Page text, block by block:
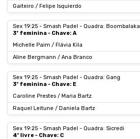
Gaiteiro / Felipe Isquierdo
Sex 19:25 - Smash Padel - Quadra: Boombalaka
3ª feminina - Chave: A
Michelle Paim / Flávia Kila
Aline Bergmann / Ana Branco
Sex 19:25 - Smash Padel - Quadra: Gang
3ª feminina - Chave: E
Caroline Prestes / Maria Bartz
Raquel Leitune / Daniela Bartz
Sex 19:25 - Smash Padel - Quadra: Sicredi
4ª livre - Chave: C